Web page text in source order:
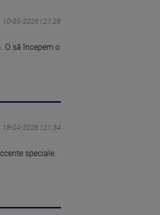
10-05-2026 | 21:28
O să începem o
18-04-2026 | 21:34
speciale.